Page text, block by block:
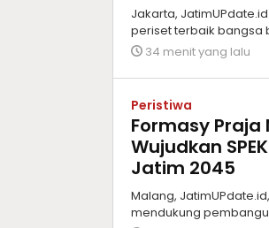
Jakarta,
periset terbaik bangsa
34 menit yang lalu
Peristiwa
Formasy
Wujudkan
Jatim 2045
Malang,
mendukung